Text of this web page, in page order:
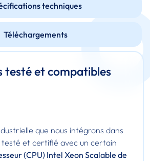
techniques
Téléchargements
testé et compatibles
que nous intégrons dans
et certifié avec un certain
(CPU) Intel Xeon Scalable de